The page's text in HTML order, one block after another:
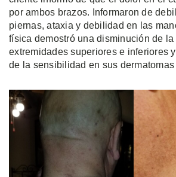
por ambos brazos. Informaron de
piernas, ataxia y debilidad en las
física demostró una disminución de
extremidades superiores e inferiores
de la sensibilidad en sus dermatomas